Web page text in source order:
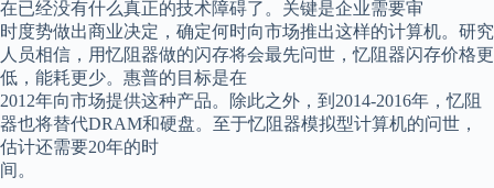
在已经没有什么真正的技术障碍了。关键是企业需要审
时度势做出商业决定，确定何时向市场推出这样的计算机。研究
人员相信，用忆阻器做的闪存将会最先问世，忆阻器闪存价格更
低，能耗更少。惠普的目标是在
2012年向市场提供这种产品。除此之外，到2014-2016年，忆阻
器也将替代DRAM和硬盘。至于忆阻器模拟型计算机的问世，
估计还需要20年的时
间。